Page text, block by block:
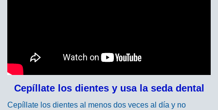
Cepíllate los dientes y usa la seda dental
Cepíllate los dientes al menos dos veces al día y no